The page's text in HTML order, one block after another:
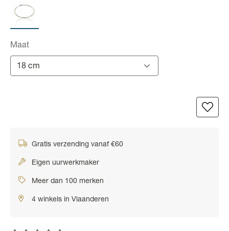
Maat
18 cm
Gratis verzending vanaf €60
Eigen uurwerkmaker
Meer dan 100 merken
4 winkels in Vlaanderen